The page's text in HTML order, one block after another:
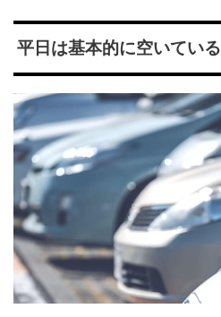
平日は基本的に空いている